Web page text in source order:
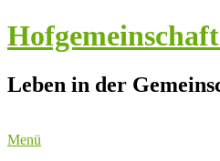
Leben in der
Menü